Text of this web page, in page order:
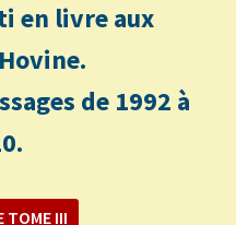
en livre aux
de 1992 à
TOME III